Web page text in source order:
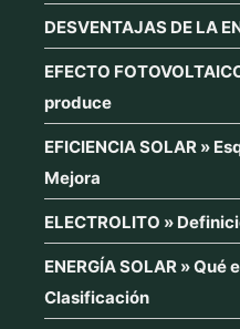
DESVENTAJAS DE LA
EFECTO
produce
EFICIENCIA SOLAR »
Mejora
ELECTROLITO »
ENERGÍA SOLAR » Qué
Clasificación